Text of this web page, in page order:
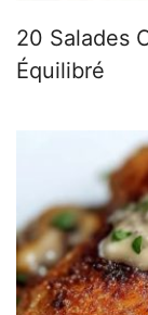
20 Salades
Équilibré